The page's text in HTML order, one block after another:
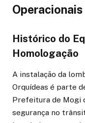
Operacionais
Histórico do
Homologação
A instalação da
Orquídeas é parte
Prefeitura de Mogi
segurança no